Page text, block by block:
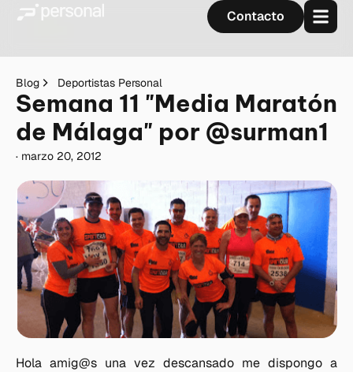
Contacto
Blog Deportistas Personal
Semana 11 "Media Maratón
de Málaga" por @surman1
· marzo 20, 2012
Hola amig@s una vez descansado me dispongo a